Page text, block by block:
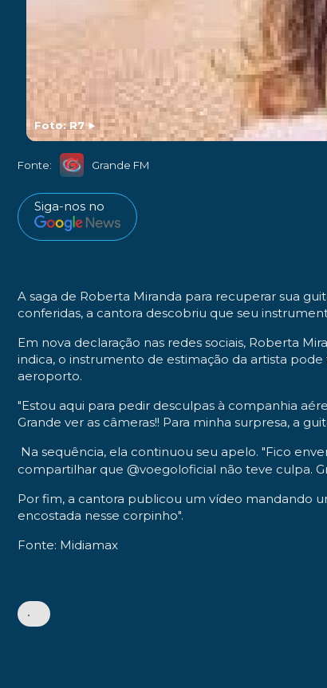
Foto: R7 ►
Fonte: Grande FM
Siga-nos no
A saga de Roberta Miranda para recuperar sua
conferidas, a cantora descobriu que seu
Em nova declaração nas redes sociais, Roberta
indica, o instrumento de estimação da artista
aeroporto.
"Estou aqui para pedir desculpas à companhia
Grande ver as câmeras!! Para minha surpresa, a
Na sequência, ela continuou seu apelo. "Fico
compartilhar que @voegoloficial não teve culpa.
Por fim, a cantora publicou um vídeo mandando
encostada nesse corpinho".
Fonte: Midiamax
•